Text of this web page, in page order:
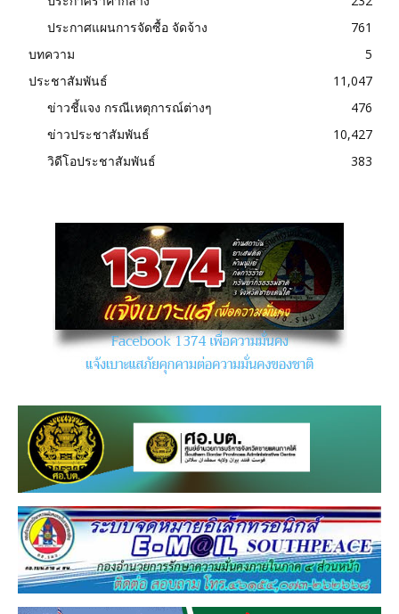
ประกาศแผนการจัดซื้อ จัดจ้าง
761
บทความ
5
ประชาสัมพันธ์
11,047
ข่าวชี้แจง กรณีเหตุการณ์ต่างๆ
476
ข่าวประชาสัมพันธ์
10,427
วิดีโอประชาสัมพันธ์
383